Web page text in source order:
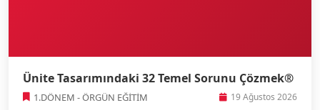
Ünite Tasarımındaki 32 Temel Sorunu Çözmek®
1.DÖNEM - ÖRGÜN EĞİTİM 19 Ağustos 2026